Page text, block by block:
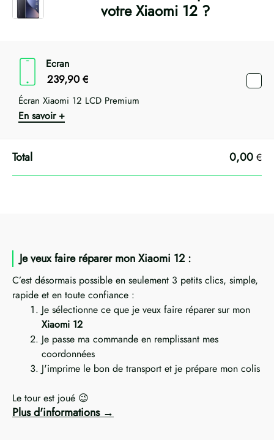
votre Xiaomi 12 ?
Ecran
239,90 €
Écran Xiaomi 12 LCD Premium
En savoir +
0,00 €
Je veux faire réparer mon Xiaomi 12 :
C’est désormais possible en seulement 3 petits clics, simple,
rapide et en toute confiance :
Je sélectionne ce que je veux faire réparer sur mon
Xiaomi 12
Je passe ma commande en remplissant mes
coordonnées
J'imprime le bon de transport et je prépare mon colis
Le tour est joué 😉
Plus d'informations